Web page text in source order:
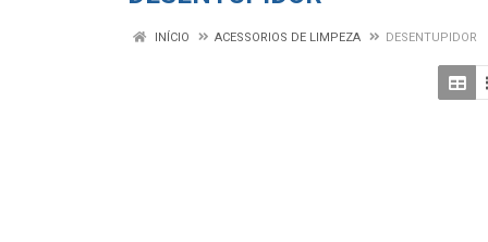
INÍCIO ACESSORIOS DE LIMPEZA DESENTUPIDOR